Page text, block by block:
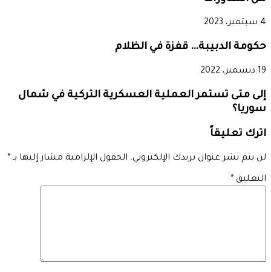
4 سبتمبر، 2023
حكومة الدبيبة… قفزة في الظلام
19 ديسمبر، 2022
إلى متى تستمر العملية العسكرية التركية في شمال
سوريا؟
اترك تعليقاً
لن يتم نشر عنوان بريدك الإلكتروني. الحقول الإلزامية مشار إليها بـ *
التعليق *